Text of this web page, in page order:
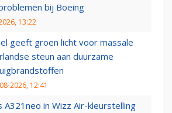
bij Boeing
13:22
geeft groen licht voor massale
steun aan duurzame
2026, 12:41
A321neo in Wizz Air-kleurstelling